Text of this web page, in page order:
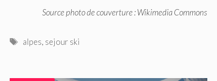
Source photo de couverture : Wikimedia Commons
Étiquettes
alpes, sejour ski